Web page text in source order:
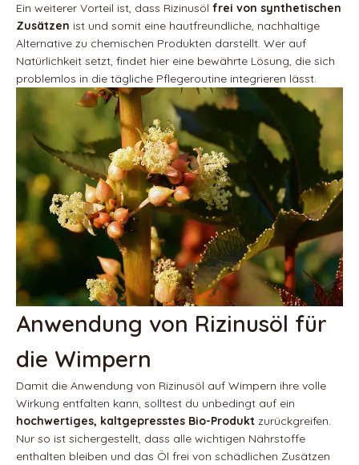
Ein weiterer Vorteil ist, dass Rizinusöl frei von synthetischen
Zusätzen ist und somit eine hautfreundliche, nachhaltige
Alternative zu chemischen Produkten darstellt. Wer auf
Natürlichkeit setzt, findet hier eine bewährte Lösung, die sich
problemlos in die tägliche Pflegeroutine integrieren lässt.
Anwendung von Rizinusöl für
die Wimpern
Damit die Anwendung von Rizinusöl auf Wimpern ihre volle
Wirkung entfalten kann, solltest du unbedingt auf ein
hochwertiges, kaltgepresstes Bio-Produkt zurückgreifen.
Nur so ist sichergestellt, dass alle wichtigen Nährstoffe
enthalten bleiben und das Öl frei von schädlichen Zusätzen